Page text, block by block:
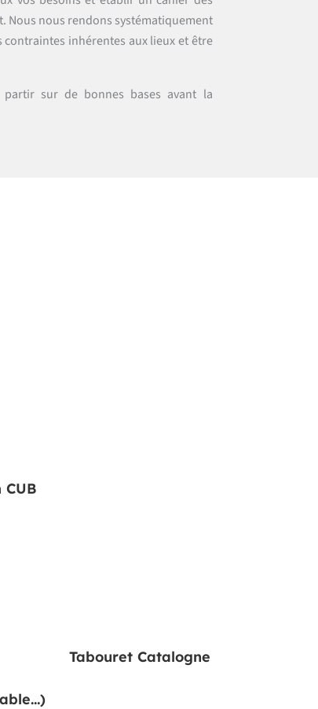
Nous nous rendons systématiquement
inhérentes aux lieux et être
sur de bonnes bases avant la
CUB
Tabouret Catalogne